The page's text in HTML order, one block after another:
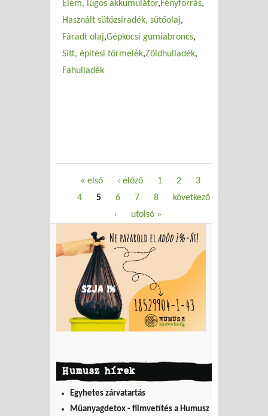
Elem, lúgos akkumulátor Fényforrás
Használt sütőzsiradék, sütőolaj
Fáradt olaj Gépkocsi gumiabroncs
Sitt, építési törmelék Zöldhulladék
Fahulladék
Oldalak« első ‹ előző 1 2
3
4
5 6 7 8
következő
›
utolsó »
Humusz hírek
Egyhetes zárvatartás
Műanyagdetox - filmvetítés a Humusz